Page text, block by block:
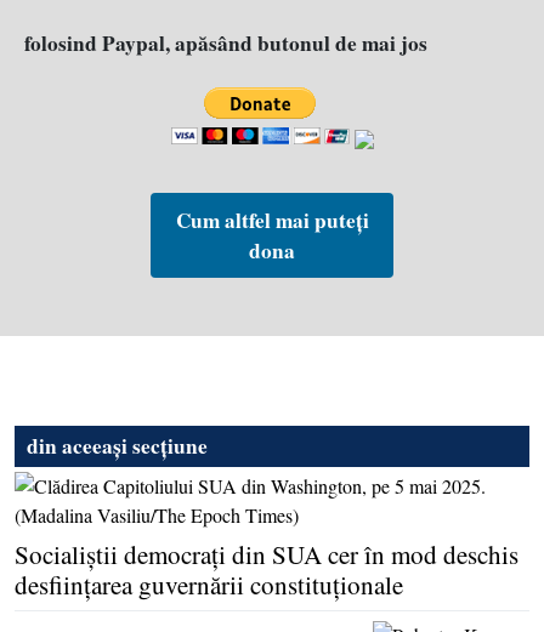
folosind Paypal, apăsând butonul de mai jos
Cum altfel mai puteți
dona
din aceeași secțiune
Socialiştii democraţi din SUA cer în mod deschis
desfiinţarea guvernării constituţionale